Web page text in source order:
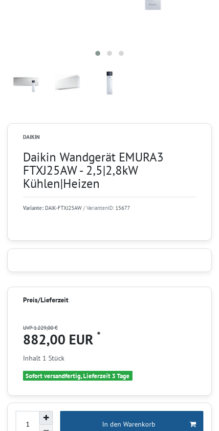
DAIKIN
Daikin Wandgerät EMURA3
FTXJ25AW - 2,5|2,8kW
Kühlen|Heizen
Variante: DAIK-FTXJ25AW / VariantenID: 15677
Preis/Lieferzeit
UVP 1.229,00 €
882,00 EUR *
Inhalt 1 Stück
Sofort versandfertig, Lieferzeit 3 Tage
In den Warenkorb